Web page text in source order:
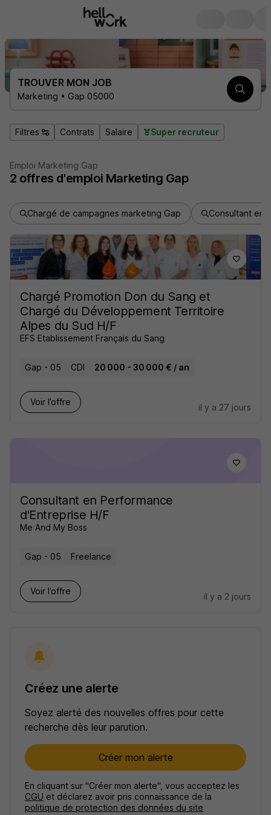
TROUVER MON JOB
Marketing • Gap 05000
Filtres Contrats Salaire Super recruteur
Emploi Marketing Gap
2 offres d'emploi Marketing Gap
Chargé de campagnes marketing Gap Consultant en
Chargé Promotion Don du Sang et
Chargé du Développement Territoire
Alpes du Sud H/F
EFS Etablissement Français du Sang
Gap - 05 CDI 20 000 - 30 000 € / an
Voir l’offre
il y a 27 jours
Consultant en Performance
d'Entreprise H/F
Me And My Boss
Gap - 05 Freelance
Voir l’offre
il y a 2 jours
Créez une alerte
Soyez alerté des nouvelles offres pour cette
recherche dès leur parution.
Créer mon alerte
En cliquant sur "Créer mon alerte", vous acceptez les
CGU et déclarez avoir pris connaissance de la
politique de protection des données du site